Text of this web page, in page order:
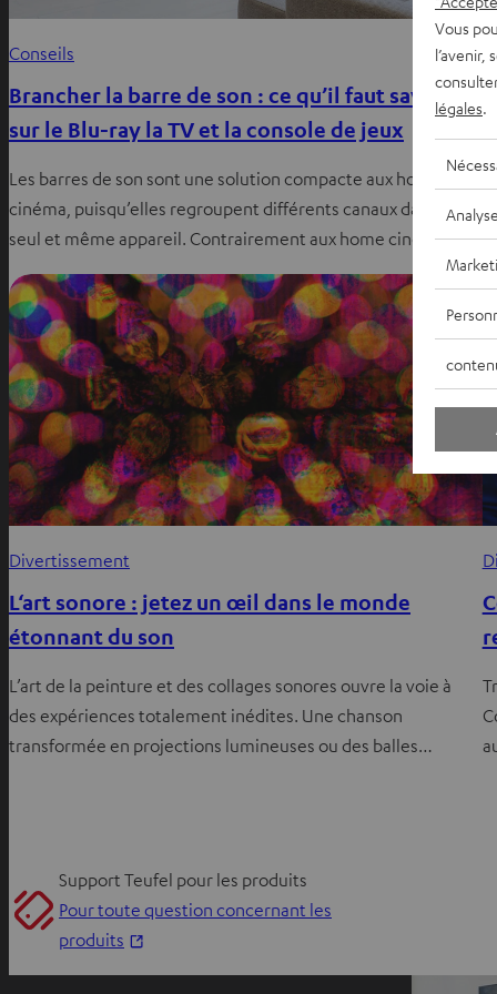
Conseils
Brancher la barre de son : ce qu’il faut savoir
sur le Blu-ray la TV et la console de jeux
Les barres de son sont une solution compacte aux home
cinéma, puisqu’elles regroupent différents canaux dans un
seul et même appareil. Contrairement aux home cinéma…
Divertissement
L‘art sonore : jetez un œil dans le monde
étonnant du son
L’art de la peinture et des collages sonores ouvre la voie à
des expériences totalement inédites. Une chanson
transformée en projections lumineuses ou des balles…
Support Teufel pour les produits
Pour toute question concernant les
produits
Vous
l’avenir,
légales
Analyse